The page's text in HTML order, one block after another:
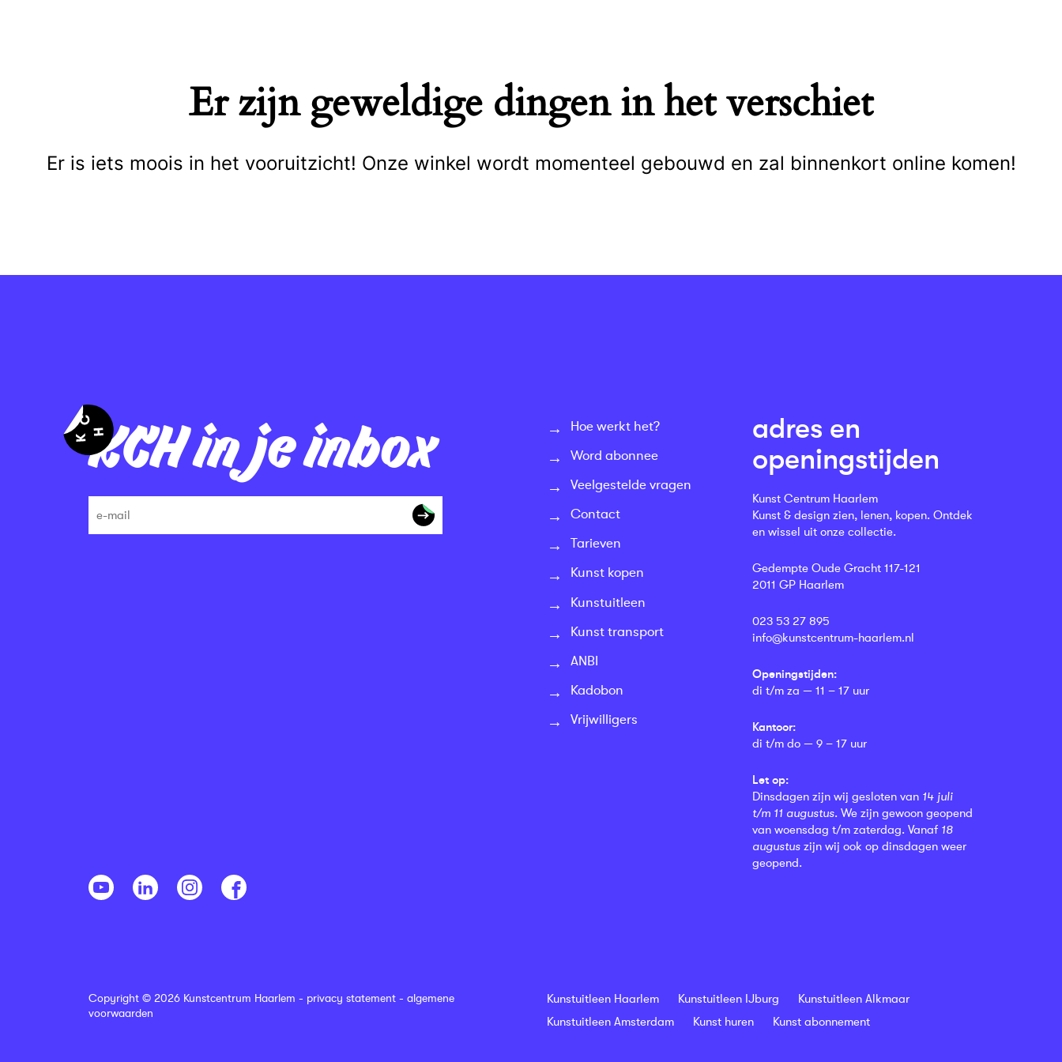
Er zijn geweldige dingen in het verschiet
Er is iets moois in het vooruitzicht! Onze winkel wordt momenteel gebouwd en zal binnenkort online komen!
KCH in je inbox
Hoe werkt het?
Word abonnee
Veelgestelde vragen
Contact
Tarieven
Kunst kopen
Kunstuitleen
Kunst transport
ANBI
Kadobon
Vrijwilligers
adres en
openingstijden
Kunst Centrum Haarlem
Kunst & design zien, lenen, kopen. Ontdek
en wissel uit onze collectie.
Gedempte Oude Gracht 117-121
2011 GP Haarlem
023 53 27 895
info@kunstcentrum-haarlem.nl
Openingstijden:
di t/m za — 11 – 17 uur
Kantoor:
di t/m do — 9 – 17 uur
Let op:
Dinsdagen zijn wij gesloten van 14 juli
t/m 11 augustus. We zijn gewoon geopend
van woensdag t/m zaterdag. Vanaf 18
augustus zijn wij ook op dinsdagen weer
geopend.
Copyright © 2026 Kunstcentrum Haarlem - privacy statement - algemene
voorwaarden
Kunstuitleen Haarlem Kunstuitleen IJburg
Kunstuitleen Alkmaar
Kunstuitleen Amsterdam
Kunst huren Kunst abonnement